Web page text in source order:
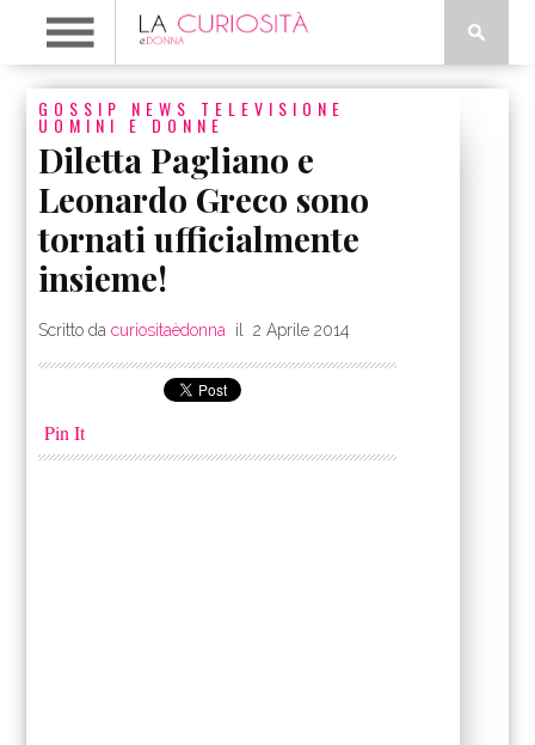
GOSSIP NEWS TELEVISIONE
UOMINI E DONNE
Diletta Pagliano e
Leonardo Greco sono
tornati ufficialmente
insieme!
Scritto dacuriositaèdonna il2 Aprile 2014
Pin It